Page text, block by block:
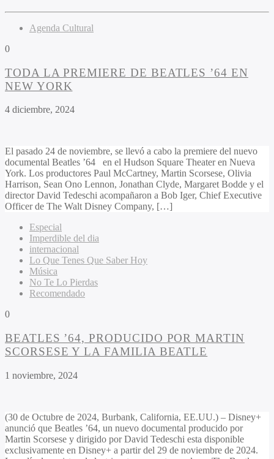
Agenda Cultural
0
TODA LA PREMIERE DE BEATLES ’64 EN
NEW YORK
4 diciembre, 2024
El pasado 24 de noviembre, se llevó a cabo la premiere del nuevo
documental Beatles ’64 en el Hudson Square Theater en Nueva
York. Los productores Paul McCartney, Martin Scorsese, Olivia
Harrison, Sean Ono Lennon, Jonathan Clyde, Margaret Bodde y el
director David Tedeschi acompañaron a Bob Iger, Chief Executive
Officer de The Walt Disney Company, […]
Especial
Imperdible del dia
internacional
Lo Que Tenes Que Saber Hoy
Música
No Te Lo Pierdas
Recomendado
0
BEATLES ’64, PRODUCIDO POR MARTIN
SCORSESE Y LA FAMILIA BEATLE
1 noviembre, 2024
(30 de Octubre de 2024, Burbank, California, EE.UU.) – Disney+
anunció que Beatles ’64, un nuevo documental producido por
Martin Scorsese y dirigido por David Tedeschi esta disponible
exclusivamente en Disney+ a partir del 29 de noviembre de 2024.